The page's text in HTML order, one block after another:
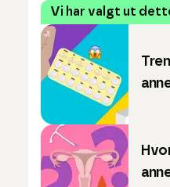
Vi har valgt ut